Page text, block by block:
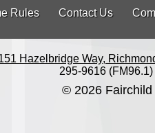
Rules Contact Us
Hazelbridge Way,
295-9616 (FM96.1)
© 2026 Fairchild